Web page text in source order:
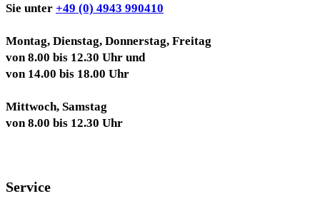
Sie unter +49 (0) 4943 990410
Montag, Dienstag, Donnerstag, Freitag
von 8.00 bis 12.30 Uhr und
von 14.00 bis 18.00 Uhr
Mittwoch, Samstag
von 8.00 bis 12.30 Uhr
Service